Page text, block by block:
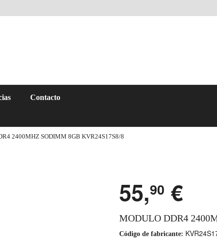
Contacto
2400MHZ SODIMM 8GB KVR24S17S8/8
55,90 €
MODULO DDR4
Código de fabricante: